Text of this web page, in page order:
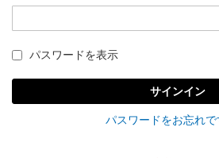
パスワードを表示
サインイン
パスワードをお忘れで